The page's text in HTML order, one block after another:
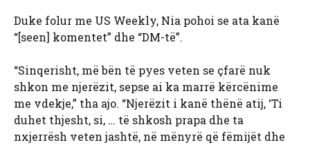
Duke folur me US Weekly, Nia pohoi se ata kanë
“[seen] komentet” dhe “DM-të”.
“Sinqerisht, më bën të pyes veten se çfarë nuk
shkon me njerëzit, sepse ai ka marrë kërcënime
me vdekje,” tha ajo. “Njerëzit i kanë thënë atij, ‘Ti
duhet thjesht, si, … të shkosh prapa dhe ta
nxjerrësh veten jashtë, në mënyrë që fëmijët dhe